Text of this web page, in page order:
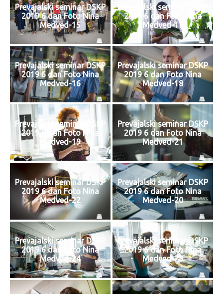
Prevajalski seminar DSKP
2019 6 dan Foto Nina
Medved-15
Prevajalski seminar DSKP
2019 6 dan Foto Nina
Medved-17
Prevajalski seminar DSKP
2019 6 dan Foto Nina
Medved-16
Prevajalski seminar DSKP
2019 6 dan Foto Nina
Medved-18
Prevajalski seminar DSKP
2019 6 dan Foto Nina
Medved-19
Prevajalski seminar DSKP
2019 6 dan Foto Nina
Medved-21
Prevajalski seminar DSKP
2019 6 dan Foto Nina
Medved-22
Prevajalski seminar DSKP
2019 6 dan Foto Nina
Medved-20
Prevajalski seminar DSKP
2019 6 dan Foto Nina
Medved-24
Prevajalski seminar DSKP
2019 6 dan Foto Nina
Medved-23